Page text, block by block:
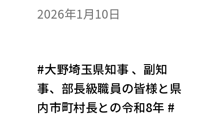
2026年1月10日
#大野埼玉県知事 、副知
事、部長級職員の皆様と県
内市町村長との令和8年 #